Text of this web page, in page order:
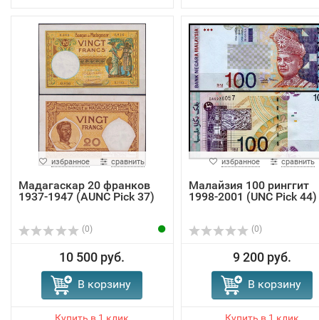
избранное сравнить
Мадагаскар 20 франков
1937-1947 (AUNC Pick 37)
(0)
10 500 руб.
В корзину
избранное сравнить
Малайзия 100 ринггит
1998-2001 (UNC Pick 44)
(0)
9 200 руб.
В корзину